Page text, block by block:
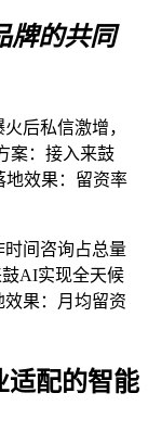
牌的共同
后私信激增，
案：接入来鼓
地效果：留资率
间咨询占总量
AI实现全天候
果：月均留资
适配的智能